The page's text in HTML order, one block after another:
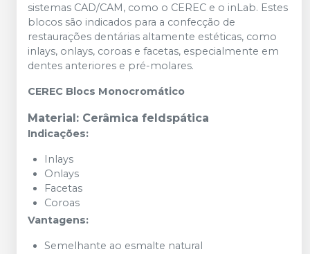
sistemas CAD/CAM, como o CEREC e o inLab. Estes
blocos são indicados para a confecção de
restaurações dentárias altamente estéticas, como
inlays, onlays, coroas e facetas, especialmente em
dentes anteriores e pré-molares.
CEREC Blocs Monocromático
Material: Cerâmica feldspática
Indicações:
Inlays
Onlays
Facetas
Coroas
Vantagens:
Semelhante ao esmalte natural